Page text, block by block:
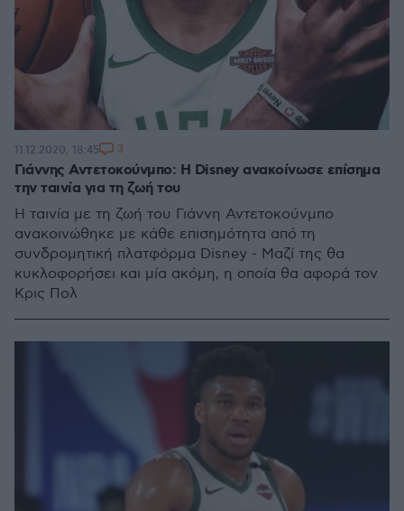
Γιάννης Αντετοκούνμπο: Η Disney ανακοίνωσε επίσημα
την ταινία για τη ζωή του
Η ταινία με τη ζωή του Γιάννη Αντετοκούνμπο
ανακοινώθηκε με κάθε επισημότητα από τη
συνδρομητική πλατφόρμα Disney - Μαζί της θα
κυκλοφορήσει και μία ακόμη, η οποία θα αφορά τον
Κρις Πολ
11.12.2020, 18:45 3